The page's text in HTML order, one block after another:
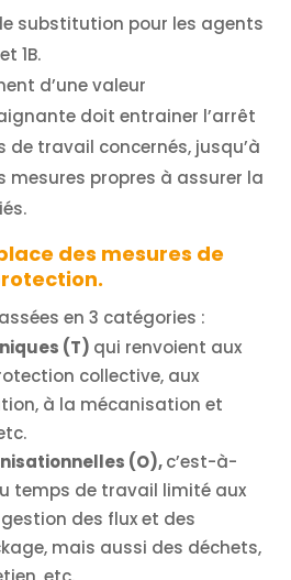
substitution pour les agents
1B.
d’une valeur
doit entrainer l’arrêt
travail concernés, jusqu’à
mesures propres à assurer la
des mesures de
en 3 catégories :
(T) qui renvoient aux
collective, aux
à la mécanisation et
(O),c’est-à-
temps de travail limité aux
des flux et des
mais aussi des déchets,